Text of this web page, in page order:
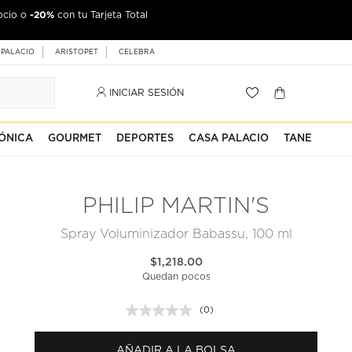
o -20% con tu Tarjeta Total
Palacio
ARISTOPET CELEBRA
INICIAR SESIÓN
GOURMET DEPORTES CASA PALACIO TANE
PHILIP MARTIN'S
Spray Voluminizador Babassu, 100 ml
$1,218.00
Quedan pocos
Sin
puntuación.
(0)